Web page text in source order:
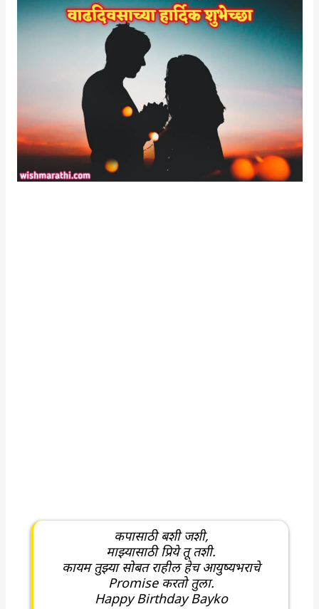
कपासाठी बशी जशी,
माझ्यासाठी प्रिये तू तशी.
कायम तुझ्या सोबत राहील हेच आयुष्यभराचे
Promise करतो तुला.
Happy Birthday Bayko